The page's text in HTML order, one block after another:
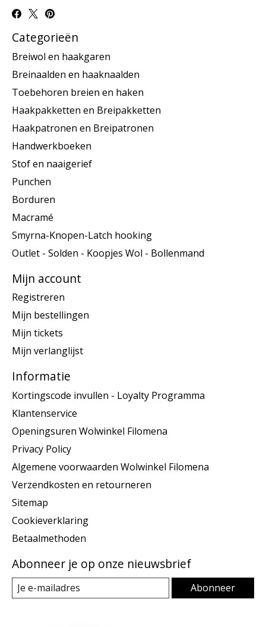
Categorieën
Breiwol en haakgaren
Breinaalden en haaknaalden
Toebehoren breien en haken
Haakpakketten en Breipakketten
Haakpatronen en Breipatronen
Handwerkboeken
Stof en naaigerief
Punchen
Borduren
Macramé
Smyrna-Knopen-Latch hooking
Outlet - Solden - Koopjes Wol - Bollenmand
Mijn account
Registreren
Mijn bestellingen
Mijn tickets
Mijn verlanglijst
Informatie
Kortingscode invullen - Loyalty Programma
Klantenservice
Openingsuren Wolwinkel Filomena
Privacy Policy
Algemene voorwaarden Wolwinkel Filomena
Verzendkosten en retourneren
Sitemap
Cookieverklaring
Betaalmethoden
Abonneer je op onze nieuwsbrief
Abonneer